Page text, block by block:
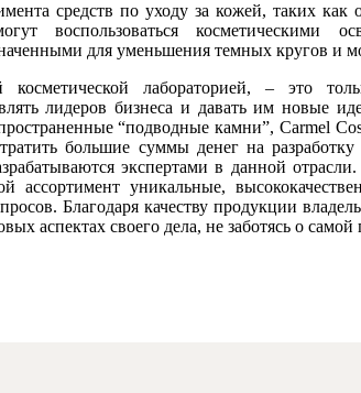
средств по уходу за кожей, таких
воспользоваться косметическими
для уменьшения темных кругов и
лабораторией, – это
лидеров бизнеса и давать им новые
“подводные камни”, Carmel
большие суммы денег на разработку
экспертами в данной
ассортимент уникальные,
Благодаря качеству продукции
аспектах своего дела, не заботясь о